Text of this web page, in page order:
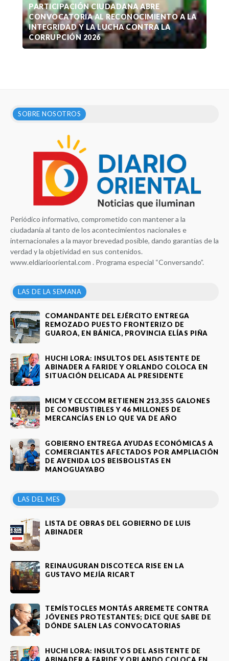
PARTICIPACIÓN CIUDADANA ABRE
CONVOCATORIA AL RECONOCIMIENTO A LA
INTEGRIDAD Y LA LUCHA CONTRA LA
CORRUPCIÓN 2026
SOBRE NOSOTROS
Periódico informativo, comprometido con mantener a la
ciudadanía al tanto de los acontecimientos nacionales e
internacionales a la mayor brevedad posible, dando garantías de la
verdad y la objetividad en sus contenidos.
www.eldiariooriental.com . Programa especial “Conversando”.
LAS DE LA SEMANA
COMANDANTE DEL EJÉRCITO ENTREGA
REMOZADO PUESTO FRONTERIZO DE
GUAROA, EN BÁNICA, PROVINCIA ELÍAS PIÑA
HUCHI LORA: INSULTOS DEL ASISTENTE DE
ABINADER A FARIDE Y ORLANDO COLOCA EN
SITUACIÓN DELICADA AL PRESIDENTE
MICM Y CECCOM RETIENEN 213,355 GALONES
DE COMBUSTIBLES Y 46 MILLONES DE
MERCANCÍAS EN LO QUE VA DE AÑO
GOBIERNO ENTREGA AYUDAS ECONÓMICAS A
COMERCIANTES AFECTADOS POR AMPLIACIÓN
DE AVENIDA LOS BEISBOLISTAS EN
MANOGUAYABO
LAS DEL MES
LISTA DE OBRAS DEL GOBIERNO DE LUIS
ABINADER
REINAUGURAN DISCOTECA RISE EN LA
GUSTAVO MEJÍA RICART
TEMÍSTOCLES MONTÁS ARREMETE CONTRA
JÓVENES PROTESTANTES; DICE QUE SABE DE
DÓNDE SALEN LAS CONVOCATORIAS
HUCHI LORA: INSULTOS DEL ASISTENTE DE